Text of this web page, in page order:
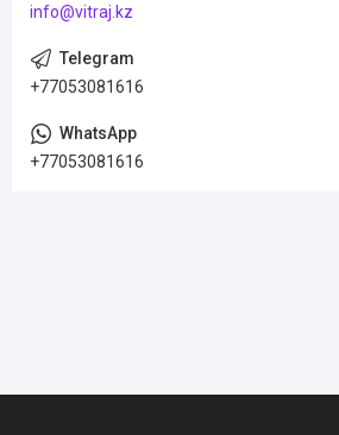
info@vitraj.kz
+77053081616
+77053081616